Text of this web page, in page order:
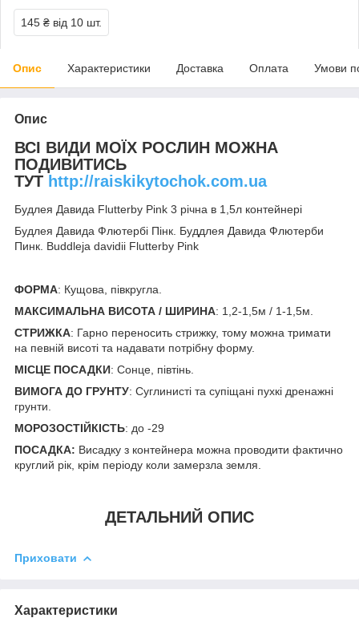
145 ₴ від 10 шт.
Опис Характеристики Доставка Оплата Умови
Опис
ВСІ ВИДИ МОЇХ РОСЛИН МОЖНА
ПОДИВИТИСЬ
ТУТ http://raiskikytochok.com.ua
Будлея Давида Flutterby Pink 3 річна в 1,5л контейнері
Будлея Давида Флютербі Пінк. Буддлея Давида Флютерби
Пинк. Buddleja davidii Flutterby Pink
ФОРМА: Кущова, півкругла.
МАКСИМАЛЬНА ВИСОТА / ШИРИНА: 1,2-1,5м / 1-1,5м.
СТРИЖКА: Гарно переносить стрижку, тому можна тримати
на певній висоті та надавати потрібну форму.
МІСЦЕ ПОСАДКИ: Сонце, півтінь.
ВИМОГА ДО ГРУНТУ: Суглинисті та супіщані пухкі дренажні
грунти.
МОРОЗОСТІЙКІСТЬ: до -29
ПОСАДКА: Висадку з контейнера можна проводити фактично
круглий рік, крім періоду коли замерзла земля.
ДЕТАЛЬНИЙ ОПИС
Приховати
Характеристики